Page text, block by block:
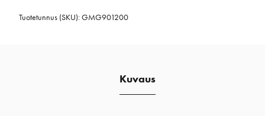
Tuotetunnus (SKU):GMG901200
Kuvaus